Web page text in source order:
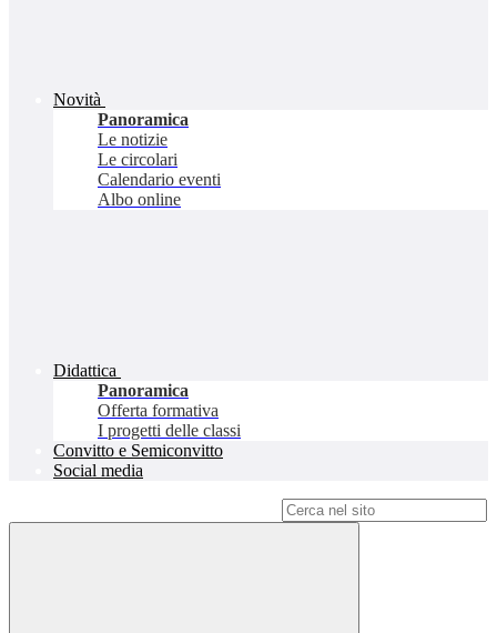
Novità
Panoramica
Le notizie
Le circolari
Calendario eventi
Albo online
Didattica
Panoramica
Offerta formativa
I progetti delle classi
Convitto e Semiconvitto
Social media